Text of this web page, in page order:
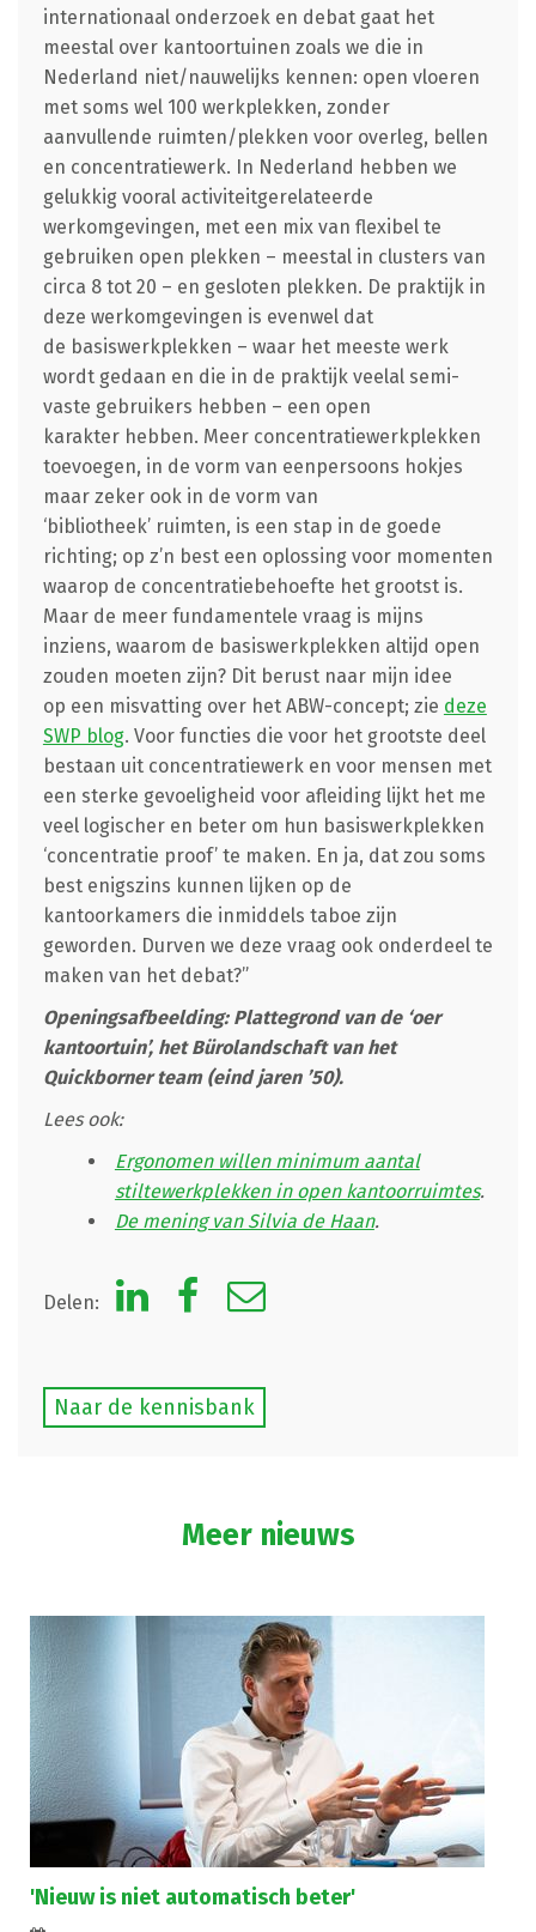
internationaal onderzoek en debat gaat het
meestal over kantoortuinen zoals we die in
Nederland niet/nauwelijks kennen: open vloeren
met soms wel 100 werkplekken, zonder
aanvullende ruimten/plekken voor overleg, bellen
en concentratiewerk. In Nederland hebben we
gelukkig vooral activiteitgerelateerde
werkomgevingen, met een mix van flexibel te
gebruiken open plekken – meestal in clusters van
circa 8 tot 20 – en gesloten plekken. De praktijk in
deze werkomgevingen is evenwel dat
de basiswerkplekken – waar het meeste werk
wordt gedaan en die in de praktijk veelal semi-
vaste gebruikers hebben – een open
karakter hebben. Meer concentratiewerkplekken
toevoegen, in de vorm van eenpersoons hokjes
maar zeker ook in de vorm van
‘bibliotheek’ ruimten, is een stap in de goede
richting; op z’n best een oplossing voor momenten
waarop de concentratiebehoefte het grootst is.
Maar de meer fundamentele vraag is mijns
inziens, waarom de basiswerkplekken altijd open
zouden moeten zijn? Dit berust naar mijn idee
op een misvatting over het ABW-concept; zie deze
SWP blog. Voor functies die voor het grootste deel
bestaan uit concentratiewerk en voor mensen met
een sterke gevoeligheid voor afleiding lijkt het me
veel logischer en beter om hun basiswerkplekken
‘concentratie proof’ te maken. En ja, dat zou soms
best enigszins kunnen lijken op de
kantoorkamers die inmiddels taboe zijn
geworden. Durven we deze vraag ook onderdeel te
maken van het debat?”
Openingsafbeelding: Plattegrond van de ‘oer
kantoortuin’, het Bürolandschaft van het
Quickborner team (eind jaren ’50).
Lees ook:
Ergonomen willen minimum aantal
stiltewerkplekken in open kantoorruimtes.
De mening van Silvia de Haan.
Delen:
Naar de kennisbank
Meer nieuws
'Nieuw is niet automatisch beter'